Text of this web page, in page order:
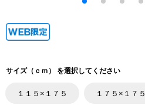
サイズ（ｃｍ） を選択してください
１１５×１７５ １７５×１７５